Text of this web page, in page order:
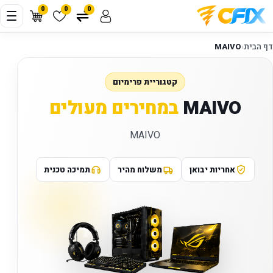
0 0 0
דף הבית‹
MAIVO
קטגוריית פרימיום
MAIVO במחירים מעולים
MAIVO
אחריות יבואן משלוח מהיר תמיכה טכנית